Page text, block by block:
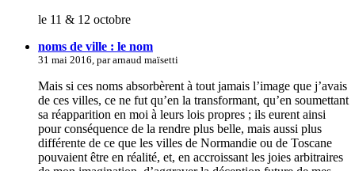
le 11 & 12 octobre
noms de ville : le nom
31 mai 2016, par arnaud maïsetti
Mais si ces noms absorbèrent à tout jamais l’image que j’avais
de ces villes, ce ne fut qu’en la transformant, qu’en soumettant
sa réapparition en moi à leurs lois propres ; ils eurent ainsi
pour conséquence de la rendre plus belle, mais aussi plus
différente de ce que les villes de Normandie ou de Toscane
pouvaient être en réalité, et, en accroissant les joies arbitraires